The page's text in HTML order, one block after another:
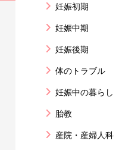
妊娠初期
妊娠中期
妊娠後期
体のトラブル
妊娠中の暮らし
胎教
産院・産婦人科